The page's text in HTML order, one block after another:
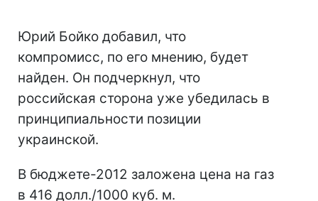
Юрий Бойко добавил, что
компромисс, по его мнению, будет
найден. Он подчеркнул, что
российская сторона уже убедилась в
принципиальности позиции
украинской.
В бюджете-2012 заложена цена на газ
в 416 долл./1000 куб. м.